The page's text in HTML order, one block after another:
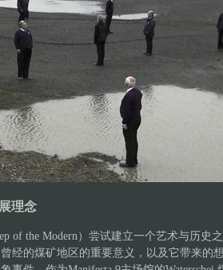
理念
of the Modern）尝试建立一个艺术与历史
经的煤矿地区的重要意义，以及它带来的